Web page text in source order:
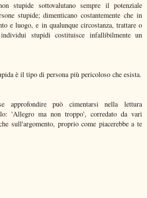
stupide sottovalutano sempre il potenziale
stupide; dimenticano costantemente che in
e luogo, e in qualunque circostanza, trattare o
stupidi costituisce infallibilmente un
è il tipo di persona più pericoloso che esista.
approfondire può cimentarsi nella lettura
'Allegro ma non troppo', corredato da vari
sull'argomento, proprio come piacerebbe a te